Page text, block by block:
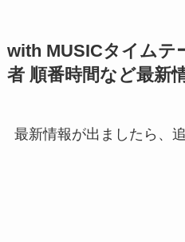
with MUSICタイムテ
者 順番時間など最新
最新情報が出ましたら、